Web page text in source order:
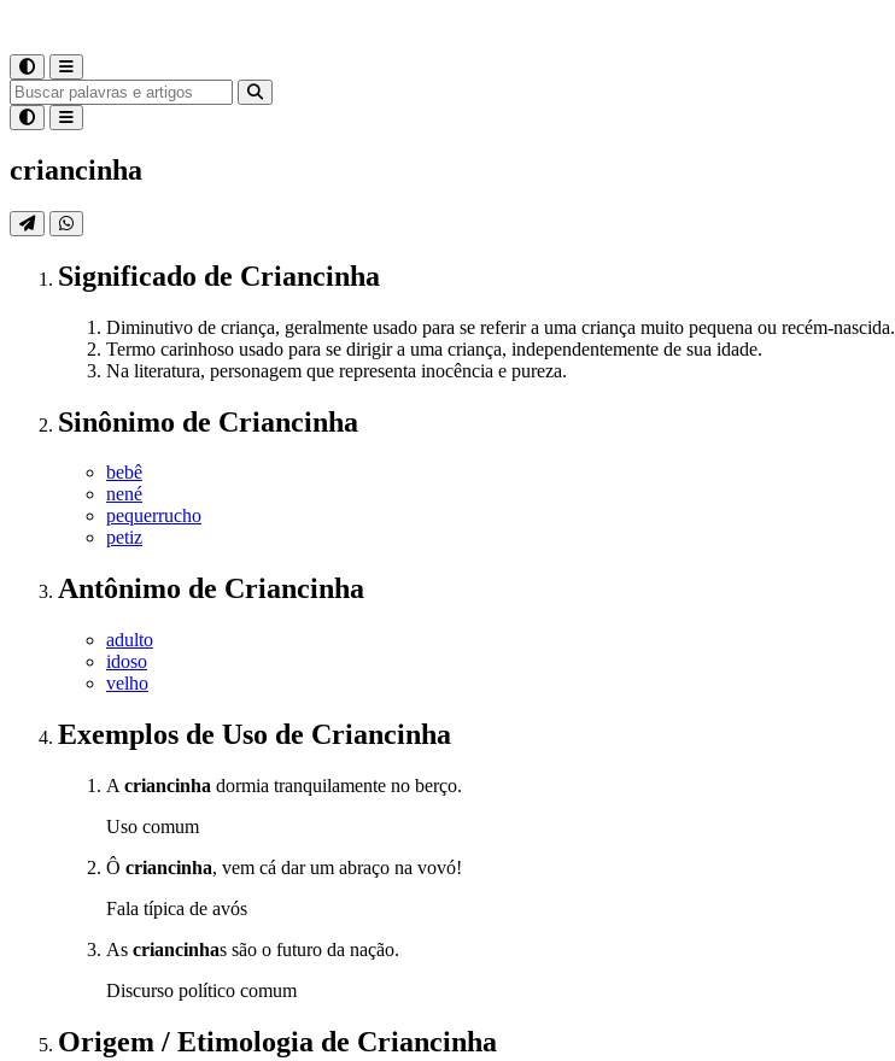
criancinha
Significado de Criancinha
Diminutivo de criança, geralmente usado para se referir a uma criança muito pequena ou recém-nascida.
Termo carinhoso usado para se dirigir a uma criança, independentemente de sua idade.
Na literatura, personagem que representa inocência e pureza.
Sinônimo de Criancinha
bebê
nené
pequerrucho
petiz
Antônimo de Criancinha
adulto
idoso
velho
Exemplos de Uso de Criancinha
A criancinha dormia tranquilamente no berço.
Uso comum
Ô criancinha, vem cá dar um abraço na vovó!
Fala típica de avós
As criancinhas são o futuro da nação.
Discurso político comum
Origem / Etimologia de Criancinha